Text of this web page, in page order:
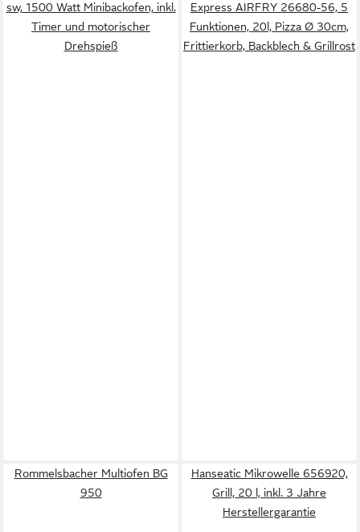
sw, 1500 Watt Minibackofen, inkl.
Timer und motorischer
Drehspieß
Express AIRFRY 26680-56, 5
Funktionen, 20l, Pizza Ø 30cm,
Frittierkorb, Backblech & Grillrost
Rommelsbacher Multiofen BG
950
Hanseatic Mikrowelle 656920,
Grill, 20 l, inkl. 3 Jahre
Herstellergarantie